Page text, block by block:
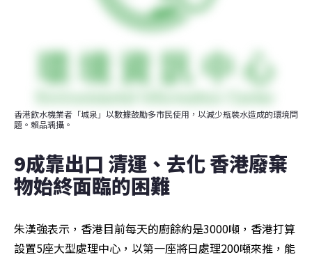
香港飲水機業者「城泉」以數據鼓勵多市民使用，以減少瓶裝水造成的環境問
題。賴品瑀攝。
9成靠出口 清運、去化 香港廢棄
物始終面臨的困難
朱漢強表示，香港目前每天的廚餘約是3000噸，香港打算
設置5座大型處理中心，以第一座將日處理200噸來推，能